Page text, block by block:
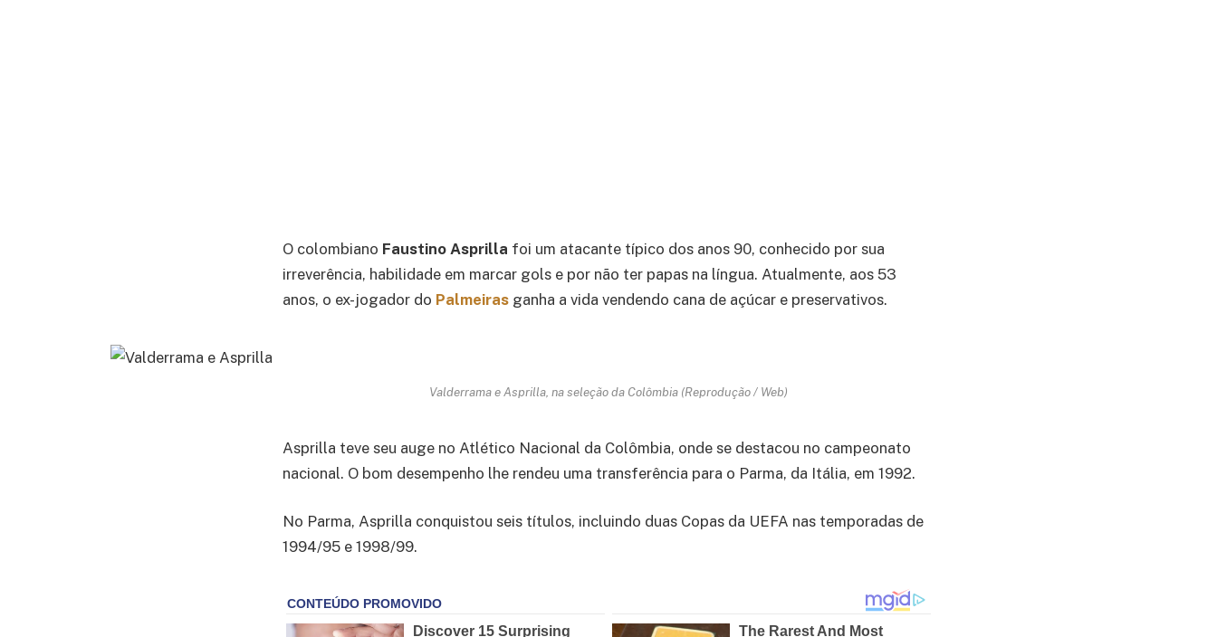
O colombiano Faustino Asprilla foi um atacante típico dos anos 90, conhecido por sua
irreverência, habilidade em marcar gols e por não ter papas na língua. Atualmente, aos 53
anos, o ex-jogador do Palmeiras ganha a vida vendendo cana de açúcar e preservativos.
Valderrama e Asprilla, na seleção da Colômbia (Reprodução / Web)
Asprilla teve seu auge no Atlético Nacional da Colômbia, onde se destacou no campeonato
nacional. O bom desempenho lhe rendeu uma transferência para o Parma, da Itália, em 1992.
No Parma, Asprilla conquistou seis títulos, incluindo duas Copas da UEFA nas temporadas de
1994/95 e 1998/99.